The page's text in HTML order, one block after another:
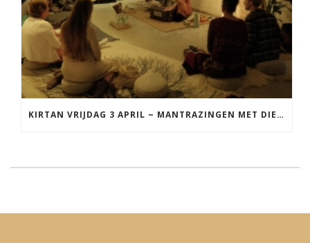
KIRTAN VRIJDAG 3 APRIL ~ MANTRAZINGEN MET DIEDERICK IN LEEUWARDEN